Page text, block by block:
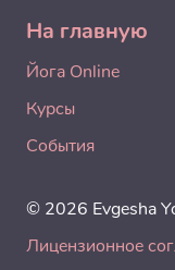
На главную
Йога Online
Курсы
События
© 2026 Evgesha
Лицензионное